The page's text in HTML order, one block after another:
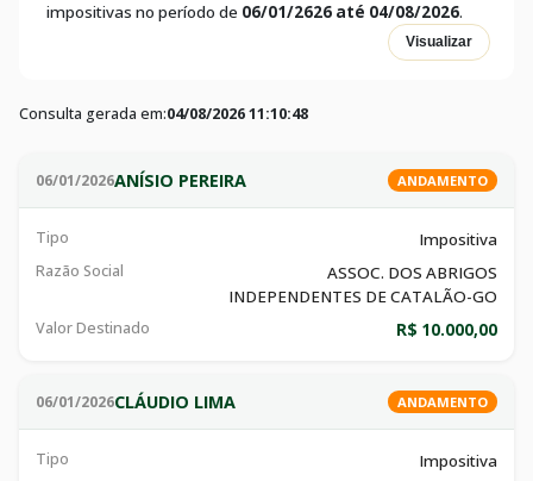
impositivas no período de 06/01/2626 até 04/08/2026.
Visualizar
Consulta gerada em:04/08/2026 11:10:48
06/01/2026ANÍSIO PEREIRA ANDAMENTO
Tipo Impositiva
Razão Social
ASSOC. DOS ABRIGOS
INDEPENDENTES DE CATALÃO-GO
Valor Destinado R$ 10.000,00
06/01/2026CLÁUDIO LIMA ANDAMENTO
Tipo Impositiva